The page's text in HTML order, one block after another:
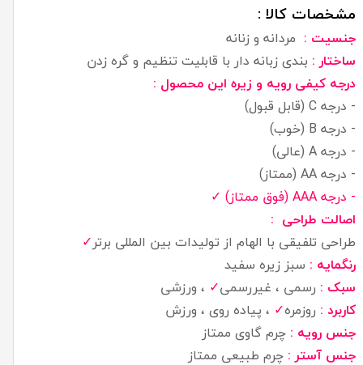
مشخصات کالا :
جنسیت : مردانه و زنانه
ساختار : بندی زبانه دار با قابلیت تنظیم و گره زدن
درجه کیفی رویه و زیره این محصول :
- درجه C (قابل قبول)
- درجه B (خوب)
- درجه A (عالی)
- درجه AA (ممتاز)
- درجه AAA (فوق ممتاز) ✓
اصالت طراحی :
طراحی تلفیقی با الهام از تولیدات بین المللی برتر ✓
رنگمایه : سبز زیره سفید
سبک : رسمی ، غیررسمی✓ ، ورزشی
کاربرد : روزمره✓ ، پیاده روی ، ورزش
جنس رویه : چرم گاوی ممتاز
جنس آستر : چرم طبیعی ممتاز